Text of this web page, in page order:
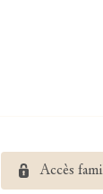
Accès